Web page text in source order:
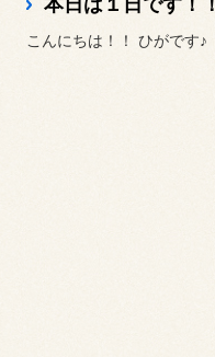
本日は１日です！！
こんにちは！！ ひがです♪